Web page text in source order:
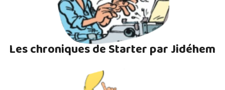
Les chroniques de Starter par Jidéhem